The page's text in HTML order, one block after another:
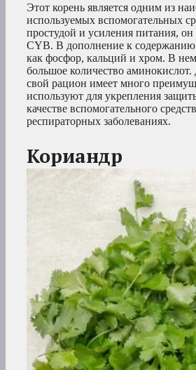
Этот корень является одним из
используемых вспомогательных
простудой и усиления питания,
CYB. В дополнение к содержанию
как фосфор, кальций и хром. В
большое количество аминокислот.
свой рацион имеет много
используют для укрепления
качестве вспомогательного
респираторных заболеваниях.
Кориандр